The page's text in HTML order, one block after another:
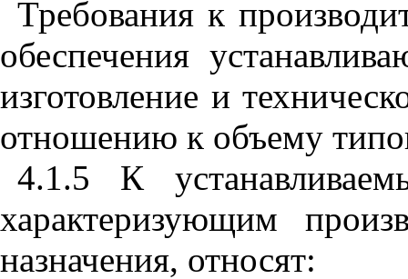
Требования к
обеспечения
изготовление и
отношению к объему
4.1.5 К
характеризующим
назначения, относят: